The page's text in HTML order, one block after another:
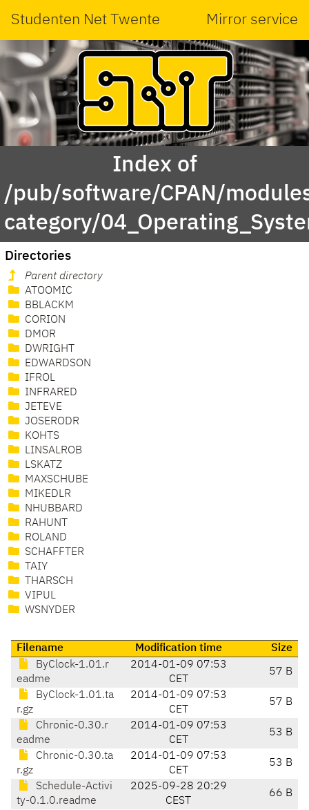
Studenten Net Twente Mirror service
Index of
/pub/software/CPAN/
category/
Directories
Parent directory
ATOOMIC
BBLACKM
CORION
DMOR
DWRIGHT
EDWARDSON
IFROL
INFRARED
JETEVE
JOSERODR
KOHTS
LINSALROB
LSKATZ
MAXSCHUBE
MIKEDLR
NHUBBARD
RAHUNT
ROLAND
SCHAFFTER
TAIY
THARSCH
VIPUL
WSNYDER
Filename Modification time
Size
ByClock-1.01.r
eadme
2014-01-09 07:53
CET
57 B
ByClock-1.01.ta
r.gz
2014-01-09 07:53
CET
57 B
Chronic-0.30.r
eadme
2014-01-09 07:53
CET
53 B
Chronic-0.30.ta
r.gz
2014-01-09 07:53
CET
53 B
Schedule-Activi
ty-0.1.0.readme
2025-09-28 20:29
CEST
66 B